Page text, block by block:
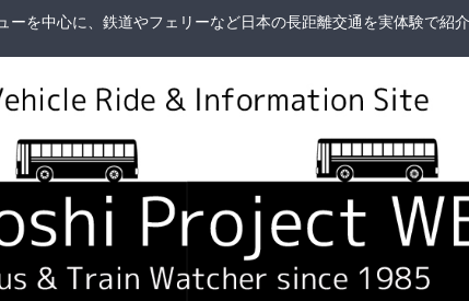
ーを中心に、鉄道やフェリーなど日本の長距離交通を実体験で紹介